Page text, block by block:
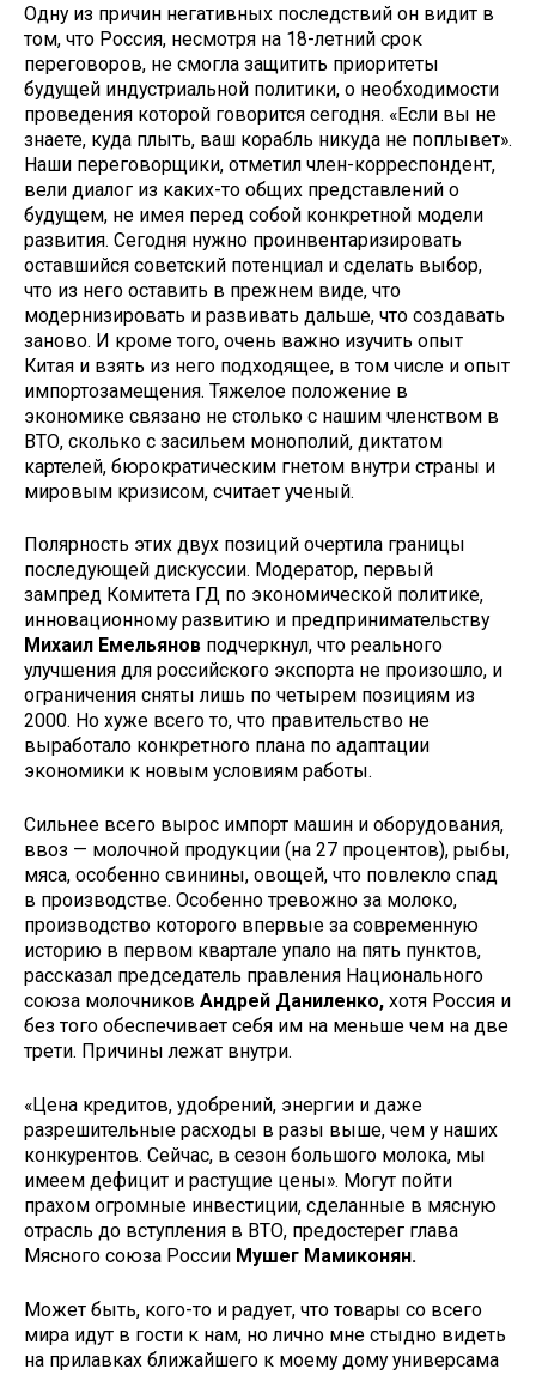
Одну из причин негативных по­следствий он видит в
том, что Россия, несмотря на 18-летний срок
перегово­ров, не смогла защитить приоритеты
будущей индустриальной политики, о необходимости
проведения которой говорится сегодня. «Если вы не
зна­ете, куда плыть, ваш корабль никуда не поплывет».
Наши переговорщики, отметил член-корреспондент,
вели диалог из каких-то общих представ­лений о
будущем, не имея перед собой конкретной модели
развития. Сегодня нужно проинвентаризировать
остав­шийся советский потенциал и сделать выбор,
что из него оставить в прежнем виде, что
модернизировать и разви­вать дальше, что создавать
заново. И кроме того, очень важно изучить опыт
Китая и взять из него подходящее, в том числе и опыт
импортозамещения. Тяжелое положение в
экономике свя­зано не столько с нашим членством в
ВТО, сколько с засильем монополий, диктатом
картелей, бюрократическим гнетом внутри страны и
мировым кри­зисом, считает ученый.
Полярность этих двух позиций очертила границы
последующей дис­куссии. Модератор, первый
зампред Комитета ГД по экономической по­литике,
инновационному развитию и предпринимательству
Михаил Еме­льянов подчеркнул, что реального
улучшения для российского экспорта не произошло, и
ограничения сняты лишь по четырем позициям из
2000. Но хуже всего то, что правительство не
выработало конкретного плана по адаптации
экономики к новым усло­виям работы.
Сильнее всего вырос импорт ма­шин и оборудования,
ввоз — молочной продукции (на 27 процентов), рыбы,
мяса, особенно свинины, овощей, что повлекло спад
в производстве. Осо­бенно тревожно за молоко,
производ­ство которого впервые за современ­ную
историю в первом квартале упало на пять пунктов,
рассказал председа­тель правления Национального
союза молочников Андрей Даниленко, хо­тя Россия и
без того обеспечивает себя им на меньше чем на две
трети. При­чины лежат внутри.
«Цена кредитов, удобрений, энер­гии и даже
разрешительные расходы в разы выше, чем у наших
конкурен­тов. Сейчас, в сезон большого молока, мы
имеем дефицит и растущие цены». Могут пойти
прахом огромные инве­стиции, сделанные в мясную
отрасль до вступления в ВТО, предостерег глава
Мясного союза России Мушег Мамиконян.
Может быть, кого-то и радует, что товары со всего
мира идут в гости к нам, но лично мне стыдно видеть
на прилавках ближайшего к моему дому универсама